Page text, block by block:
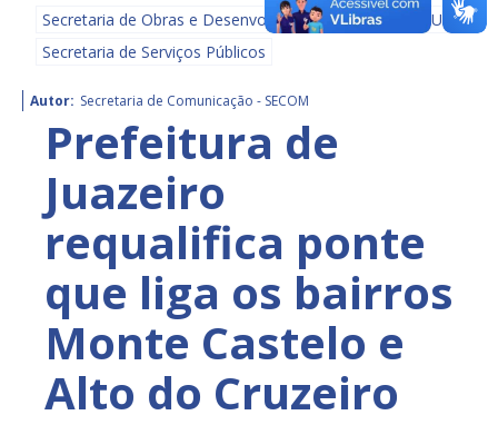
Secretaria de Obras e Desenvolvimento Urbano - SEDUR
Secretaria de Serviços Públicos
Autor: Secretaria de Comunicação - SECOM
Prefeitura de
Juazeiro
requalifica ponte
que liga os bairros
Monte Castelo e
Alto do Cruzeiro